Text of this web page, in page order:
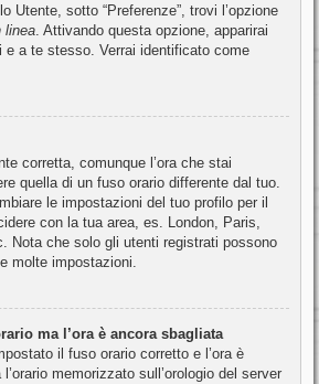
Utente, sotto “Preferenze”, trovi l’opzione
linea . Attivando questa opzione, apparirai
e a te stesso. Verrai identificato come
corretta, comunque l’ora che stai
quella di un fuso orario differente dal tuo.
le impostazioni del tuo profilo per il
con la tua area, es. London, Paris,
Nota che solo gli utenti registrati possono
molte impostazioni.
ma l’ora è ancora sbagliata
il fuso orario corretto e l’ora è
memorizzato sull’orologio del server